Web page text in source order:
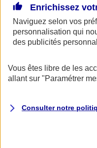
Enrichissez
Naviguez selon vos
personnalisation qui
des publicités
Vous êtes libre de les
allant sur "Paramétrer
Consulter notre